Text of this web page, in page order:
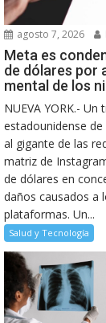
agosto 7, 2026
Meta es
de dólares por
mental de los
NUEVA YORK.-
estadounidense
al gigante de las
matriz de
de dólares en
daños causados a
plataformas. Un...
Salud y Tecnología